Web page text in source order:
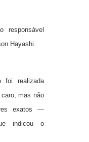
responsável
Hayashi.
realizada
mas não
exatos —
indicou o